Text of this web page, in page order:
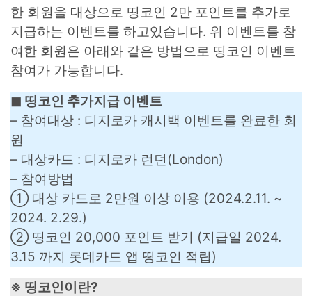
한 회원을 대상으로 띵코인 2만 포인트를 추가로
지급하는 이벤트를 하고있습니다. 위 이벤트를 참
여한 회원은 아래와 같은 방법으로 띵코인 이벤트
참여가 가능합니다.
◼︎ 띵코인 추가지급 이벤트
– 참여대상 : 디지로카 캐시백 이벤트를 완료한 회
원
– 대상카드 : 디지로카 런던(London)
– 참여방법
① 대상 카드로 2만원 이상 이용 (2024.2.11. ~
2024. 2.29.)
② 띵코인 20,000 포인트 받기 (지급일 2024.
3.15 까지 롯데카드 앱 띵코인 적립)
※ 띵코인이란?